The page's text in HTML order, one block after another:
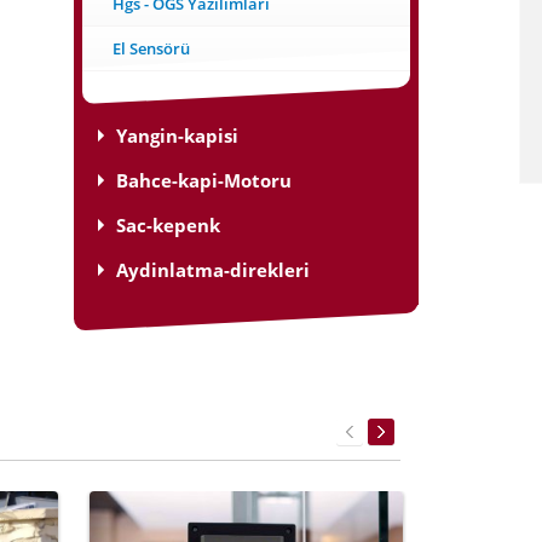
El Sensörü
Yangin-kapisi
Bahce-kapi-Motoru
Sac-kepenk
Aydinlatma-direkleri